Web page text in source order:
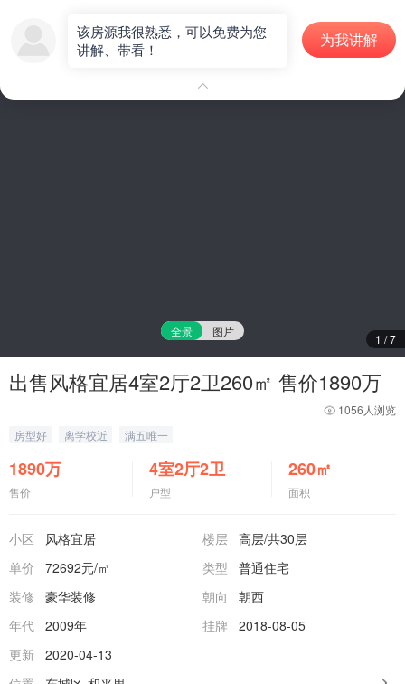
二手房
1 /7
全景 图片
出售风格宜居4室2厅2卫260㎡ 售价1890万
1056人浏览
房型好
离学校近 满五唯一
1890万
售价
4室2厅2卫
户型
260㎡
面积
小区 风格宜居 楼层 高层/共30层
单价
72692元/㎡ 类型
普通住宅
装修
豪华装修 朝向
朝西
年代 2009年 挂牌
2018-08-05
更新 2020-04-13
该房源我很熟悉，可以免费为您
讲解、带看！
为我讲解